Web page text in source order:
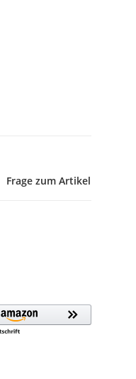
Frage zum Artikel